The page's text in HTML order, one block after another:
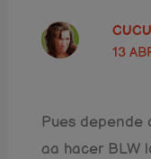
13
Pues depende
aa hacer BLW